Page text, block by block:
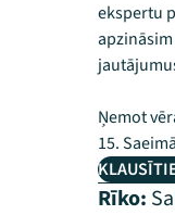
ekspertu
Ņemot
15.
Rīko: